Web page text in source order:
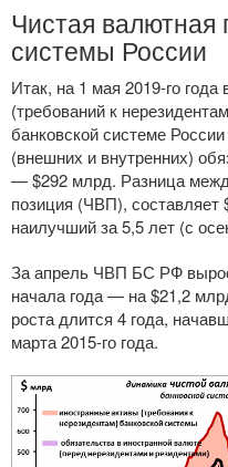
Чистая валютная
системы России
Итак, на 1 мая 2019-го года
(требований к
банковской системе
(внешних и внутренних)
— $292 млрд. Разница
позиция (ЧВП),
наилучший за 5,5 лет (с
За апрель ЧВП БС РФ
начала года — на $21,2
роста длится 4 года,
марта2015-го года.